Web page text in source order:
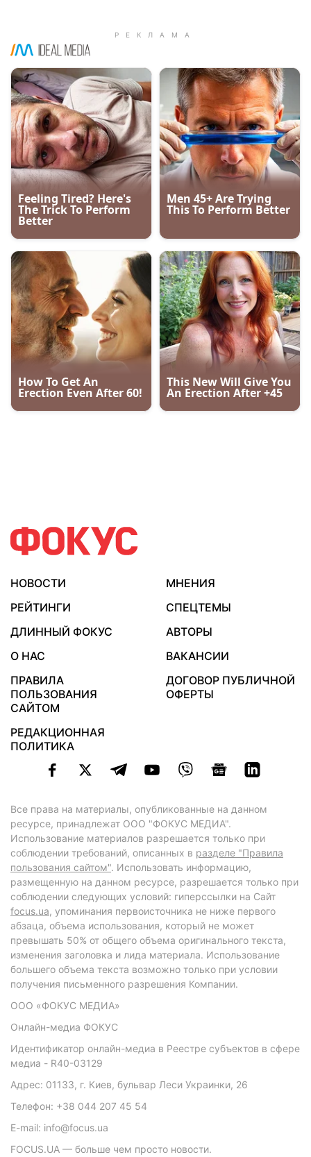
НОВОСТИ
МНЕНИЯ
РЕЙТИНГИ
СПЕЦТЕМЫ
ДЛИННЫЙ ФОКУС
АВТОРЫ
О НАС
ВАКАНСИИ
ПРАВИЛА
ПОЛЬЗОВАНИЯ
САЙТОМ
ДОГОВОР ПУБЛИЧНОЙ
ОФЕРТЫ
РЕДАКЦИОННАЯ
ПОЛИТИКА
Все права на материалы, опубликованные на данном
ресурсе, принадлежат ООО "ФОКУС МЕДИА".
Использование материалов разрешается только при
соблюдении требований, описанных в разделе "Правила
пользования сайтом". Использовать информацию,
размещенную на данном ресурсе, разрешается только при
соблюдении следующих условий: гиперссылки на Сайт
focus.ua, упоминания первоисточника не ниже первого
абзаца, объема использования, который не может
превышать 50% от общего объема оригинального текста,
изменения заголовка и лида материала. Использование
большего объема текста возможно только при условии
получения письменного разрешения Компании.
ООО «ФОКУС МЕДИА»
Онлайн-медиа ФОКУС
Идентификатор онлайн-медиа в Реестре субъектов в сфере
медиа - R40-03129
Адрес: 01133, г. Киев, бульвар Леси Украинки, 26
Телефон: +38 044 207 45 54
E-mail: info@focus.ua
FOCUS.UA — больше чем просто новости.